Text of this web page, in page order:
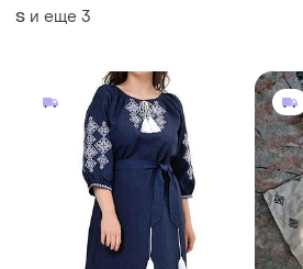
S и еще 3